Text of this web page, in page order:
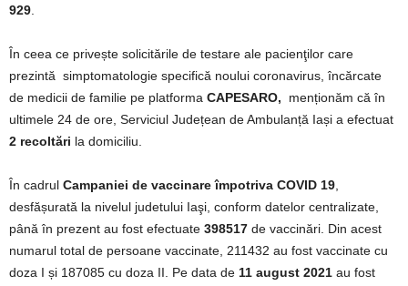
929
În ceea ce privește solicitările de testare ale pacienţilor care
prezintă simptomatologie specifică noului coronavirus, încărcate
de medicii de familie pe platforma CAPESARO, menționăm că în
ultimele 24 de ore, Serviciul Județean de Ambulanță Iași a efectuat
2 recoltări la domiciliu.
În cadrul Campaniei de vaccinare împotriva COVID 19
desfășurată la nivelul judetului Iaşi, conform datelor centralizate,
până în prezent au fost efectuate 398517 de vaccinări. Din acest
numarul total de persoane vaccinate, 211432 au fost vaccinate cu
doza I și 187085 cu doza II. Pe data de 11 august 2021 au fost